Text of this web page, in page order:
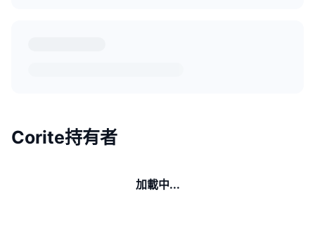
Corite持有者
加載中...